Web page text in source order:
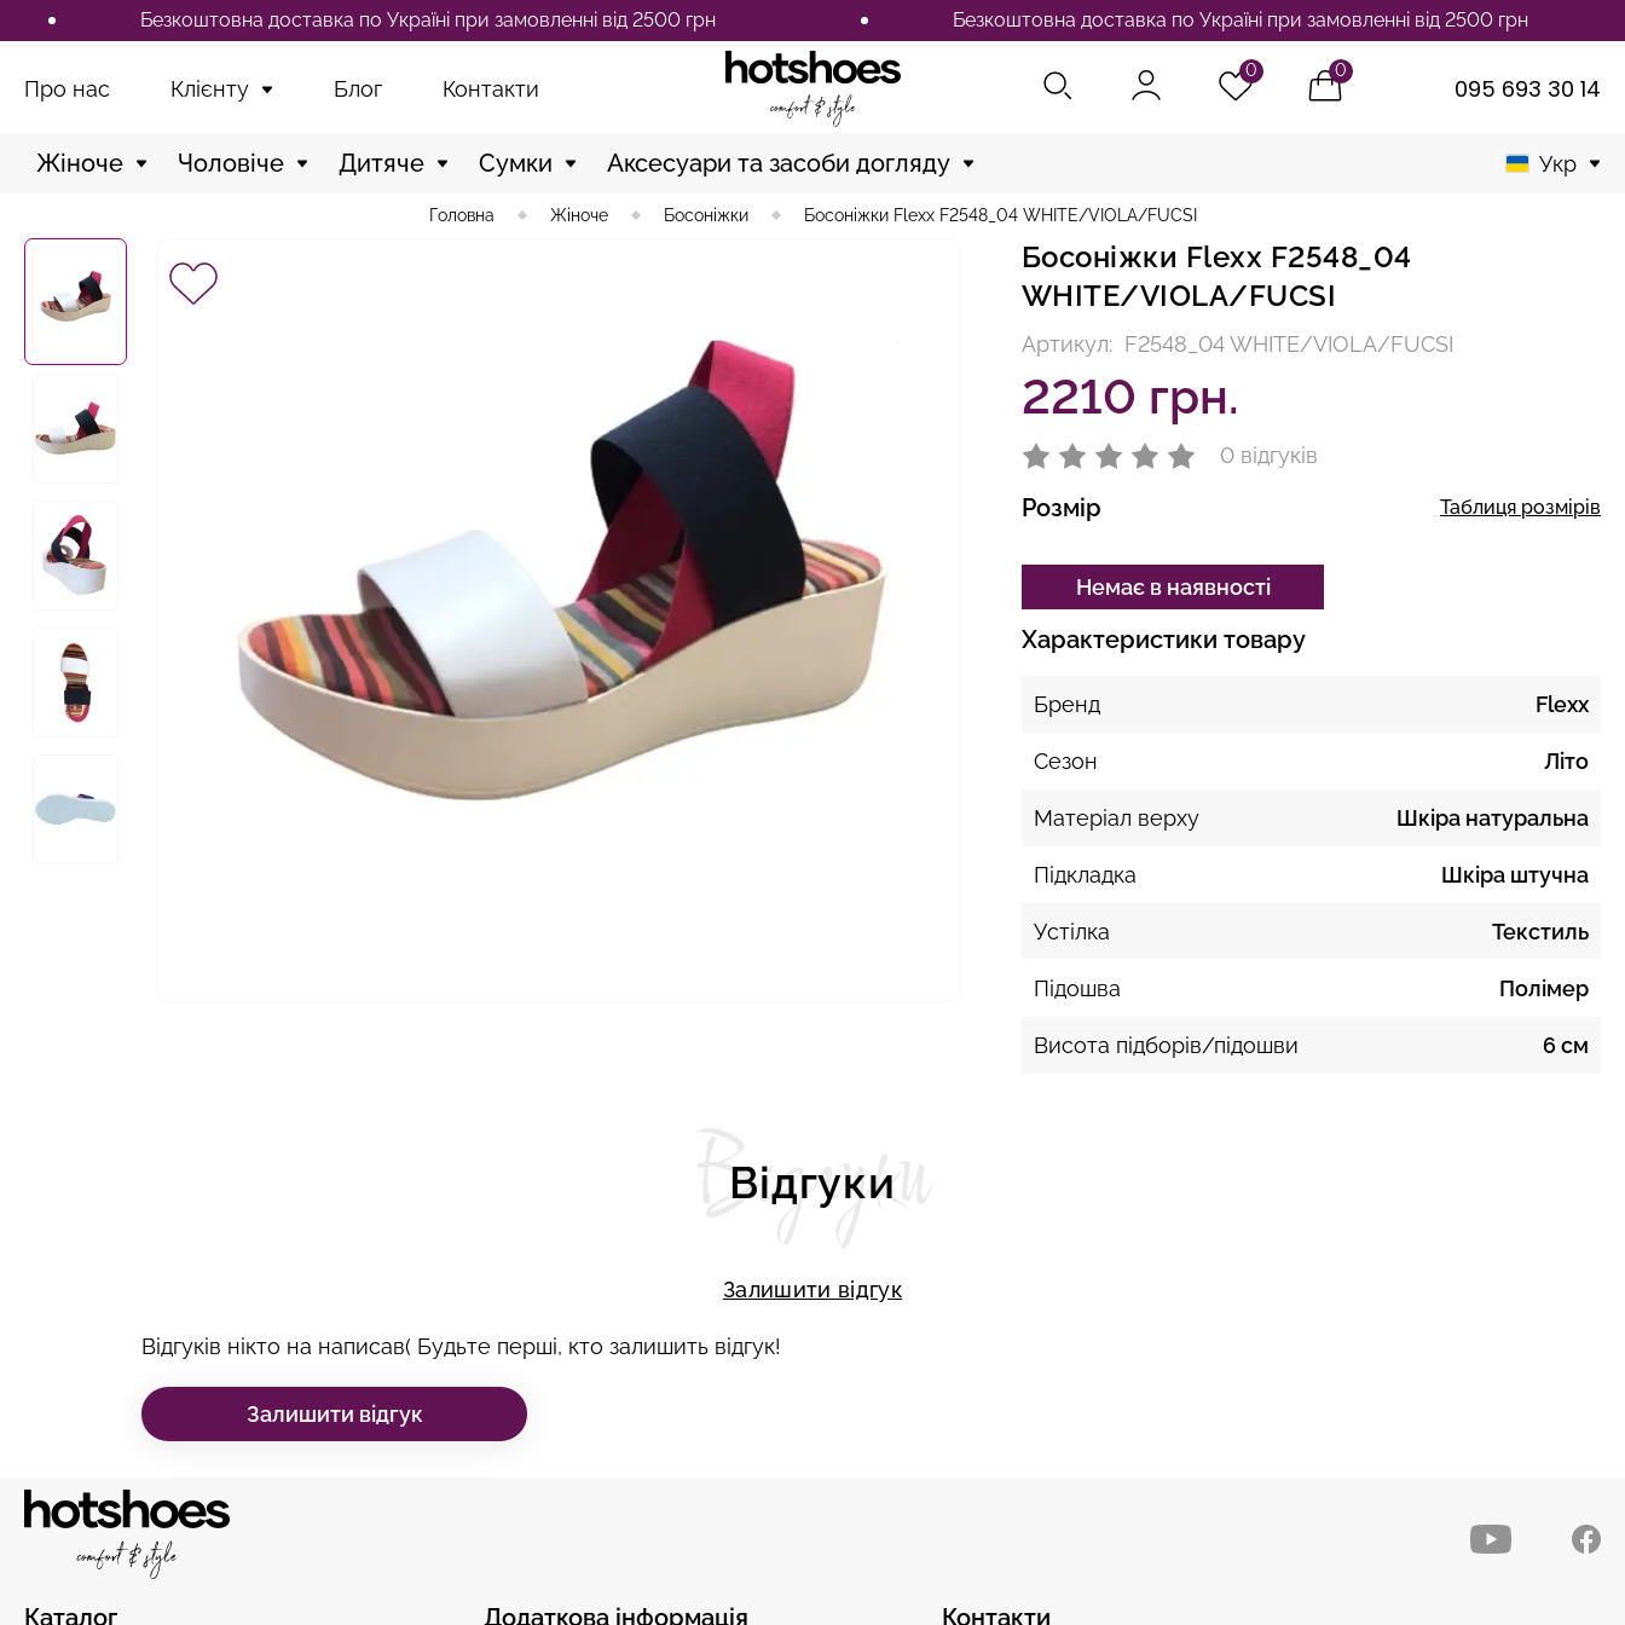
Безкоштовна доставка по Україні при замовленні від 2500 грн Безкоштовна доставка по Україні при замовленні від 2500 грн
Про нас Клієнту Блог Контакти
0 0
095 693 30 14
Жіноче Чоловіче Дитяче Сумки Аксесуари та засоби догляду Укр
Головна Жіноче Босоніжки Босоніжки Flexx F2548_04 WHITE/VIOLA/FUCSI
Босоніжки Flexx F2548_04
WHITE/VIOLA/FUCSI
Артикул: F2548_04 WHITE/VIOLA/FUCSI
2210 грн.
0 відгуків
Розмір Таблиця розмірів
Немає в наявності
Характеристики товару
Бренд Flexx
Сезон Літо
Матеріал верху Шкіра натуральна
Підкладка Шкіра штучна
Устілка Текстиль
Підошва Полімер
Висота підборів/підошви 6 см
Відгуки
Відгуки
Залишити відгук
Відгуків нікто на написав( Будьте перші, кто залишить відгук!
Залишити відгук
Каталог Додаткова інформація Контакти